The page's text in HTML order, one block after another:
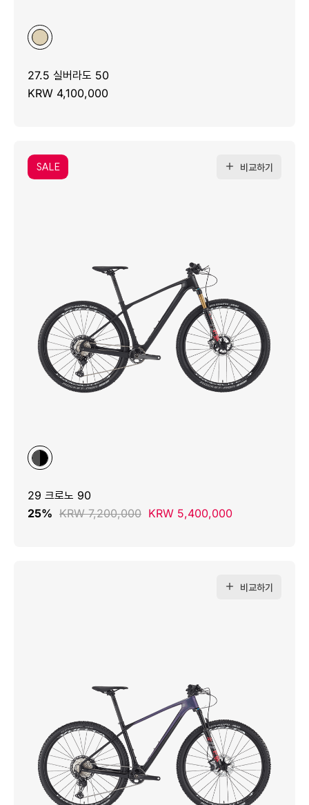
27.5 실버라도 50
KRW 4,100,000
SALE 비교하기
29 크로노 90
25% KRW 7,200,000 KRW 5,400,000
비교하기